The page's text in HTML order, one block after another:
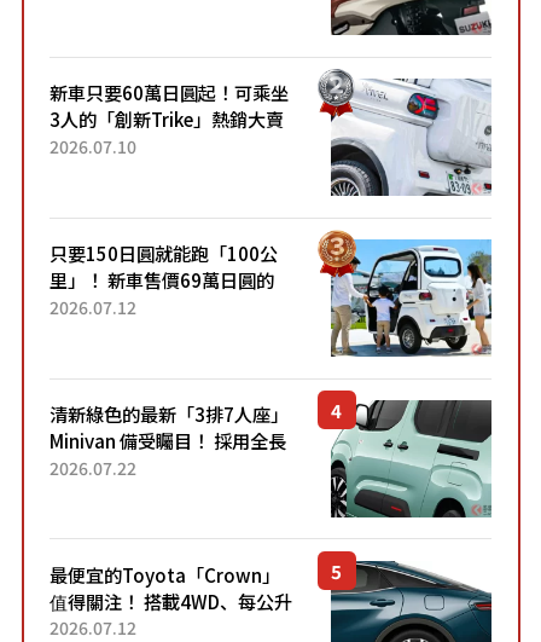
新車只要60萬日圓起！可乘坐
3人的「創新Trike」熱銷大賣
成為人氣車款！「養車成本真
2026.07.10
只要150日圓就能跑「100公
里」！ 新車售價69萬日圓的
「3人座」Trike大受歡迎！ 順
2026.07.12
清新綠色的最新「3排7人座」
Minivan 備受矚目！ 採用全長
4.7公尺剛剛好的車身尺寸與
2026.07.22
最便宜的Toyota「Crown」
值得關注！ 搭載4WD、每公升
22.4公里低油耗表現超亮眼！
2026.07.12